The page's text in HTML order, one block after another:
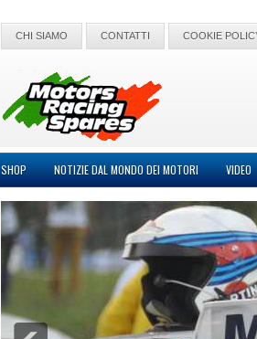
CHI SIAMO CONTATTI COOKIE
SHOP NOTIZIE DAL MONDO DEI MOTORI VIDEO